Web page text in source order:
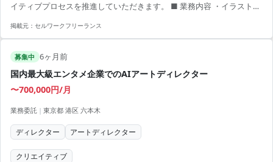
イティブプロセスを推進していただきます。 ■ 業務内容 ・イラスト監
背景、UI） ・動画生成AIを用いたアニメーション制作 【アピールポイ
用してスキルアップできる環境 ・少数精鋭チームの一員として自主的
に活動可能 ・ポートフォリオ提出でプロジェクト参画可能性向上 ・現
掲載元： セルワークフリーランス
募集中 6ヶ月前
国内最大級エンタメ企業でのAIアートディレクター
〜700,000円/月
業務委託 | 東京都 港区 六本木
ディレクター アートディレクター
クリエイティブ